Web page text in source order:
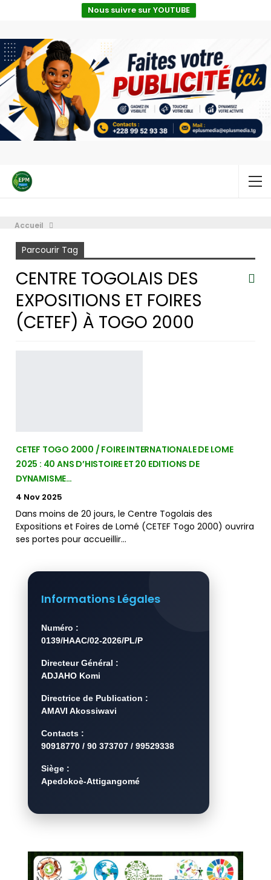
Nous suivre sur YOUTUBE
Accueil
Parcourir Tag
CENTRE TOGOLAIS DES
EXPOSITIONS ET FOIRES
(CETEF) À TOGO 2000
CETEF TOGO 2000 / FOIRE INTERNATIONALE DE LOME
2025 : 40 ANS D’HISTOIRE ET 20 EDITIONS DE
DYNAMISME…
4 Nov 2025
Dans moins de 20 jours, le Centre Togolais des
Expositions et Foires de Lomé (CETEF Togo 2000) ouvrira
ses portes pour accueillir…
Informations Légales
Numéro :
0139/HAAC/02-2026/PL/P
Directeur Général :
ADJAHO Komi
Directrice de Publication :
AMAVI Akossiwavi
Contacts :
90918770 / 90 373707 / 99529338
Siège :
Apedokoè-Attigangomé